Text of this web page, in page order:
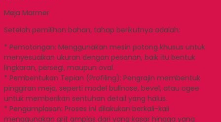
Meja Marmer
Setelah pemilihan bahan, tahap berikutnya adalah:
* Pemotongan: Menggunakan mesin potong khusus untuk
menyesuaikan ukuran dengan pesanan, baik itu bentuk
lingkaran, persegi, maupun oval.
* Pembentukan Tepian (Profiling): Pengrajin membentuk
pinggiran meja, seperti model bullnose, bevel, atau ogee
untuk memberikan sentuhan detail yang halus.
* Pengamplasan: Proses ini dilakukan berkali-kali
menggunakan grit amplas dari yang kasar hingga yang